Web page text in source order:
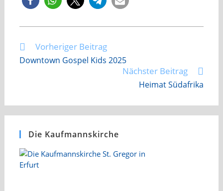
Weitere
Artikel
ansehen
Vorheriger Beitrag
Downtown Gospel Kids 2025
Nächster Beitrag
Heimat Südafrika
Die Kaufmannskirche